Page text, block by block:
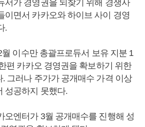
서가 경영권을 되찾기 위해 경쟁사
이면서 카카오와 하이브 사이 경영
.
이수만 총괄프로듀서 보유 지분 1
편 카카오 경영권을 확보하기 위한
그러나 주가가 공개매수 가격 이상
성공하지 못했다.
오엔터가 3월 공개매수를 진행해 성